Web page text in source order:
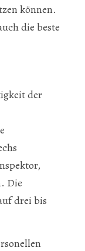
können.
die beste
der
Die
drei bis